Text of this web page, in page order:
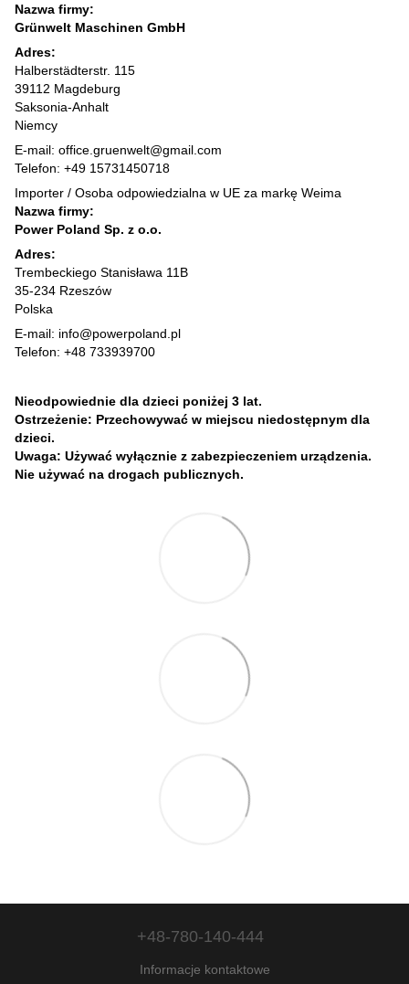
Nazwa firmy:
Grünwelt Maschinen GmbH
Adres:
Halberstädterstr. 115
39112 Magdeburg
Saksonia-Anhalt
Niemcy
E-mail: office.gruenwelt@gmail.com
Telefon: +49 15731450718
Importer / Osoba odpowiedzialna w UE za markę Weima
Nazwa firmy:
Power Poland Sp. z o.o.
Adres:
Trembeckiego Stanisława 11B
35-234 Rzeszów
Polska
E-mail: info@powerpoland.pl
Telefon: +48 733939700
Nieodpowiednie dla dzieci poniżej 3 lat.
Ostrzeżenie: Przechowywać w miejscu niedostępnym dla
dzieci.
Uwaga: Używać wyłącznie z zabezpieczeniem urządzenia.
Nie używać na drogach publicznych.
+48-780-140-444
Informacje kontaktowe